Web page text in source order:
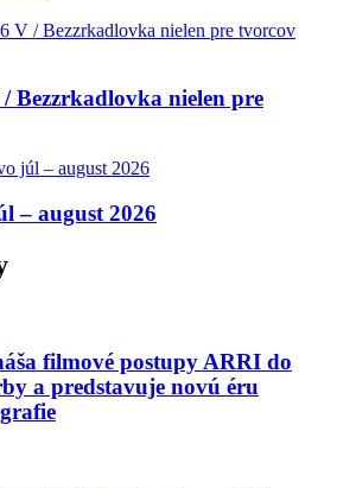
Bezzrkadlovka nielen pre
– august 2026
filmové postupy ARRI do
a predstavuje novú éru